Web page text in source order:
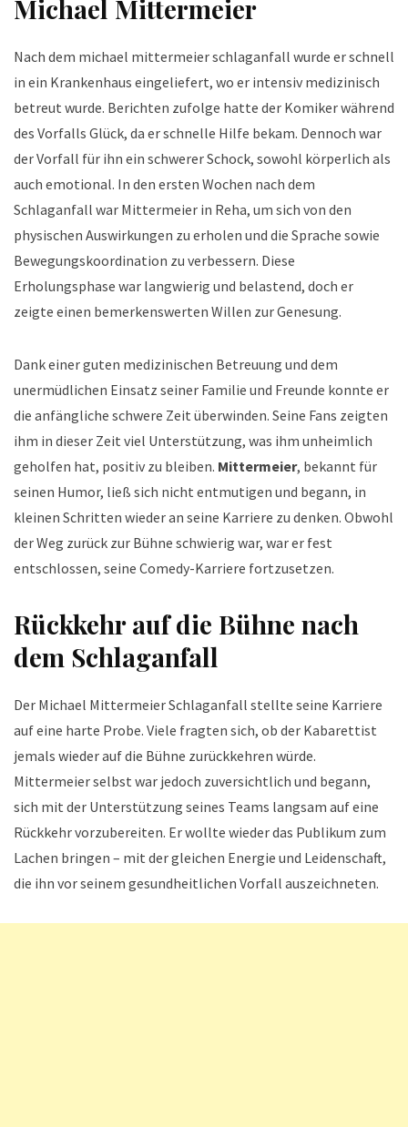
Michael Mittermeier
Nach dem michael mittermeier schlaganfall wurde er schnell
in ein Krankenhaus eingeliefert, wo er intensiv medizinisch
betreut wurde. Berichten zufolge hatte der Komiker während
des Vorfalls Glück, da er schnelle Hilfe bekam. Dennoch war
der Vorfall für ihn ein schwerer Schock, sowohl körperlich als
auch emotional. In den ersten Wochen nach dem
Schlaganfall war Mittermeier in Reha, um sich von den
physischen Auswirkungen zu erholen und die Sprache sowie
Bewegungskoordination zu verbessern. Diese
Erholungsphase war langwierig und belastend, doch er
zeigte einen bemerkenswerten Willen zur Genesung.
Dank einer guten medizinischen Betreuung und dem
unermüdlichen Einsatz seiner Familie und Freunde konnte er
die anfängliche schwere Zeit überwinden. Seine Fans zeigten
ihm in dieser Zeit viel Unterstützung, was ihm unheimlich
geholfen hat, positiv zu bleiben. Mittermeier, bekannt für
seinen Humor, ließ sich nicht entmutigen und begann, in
kleinen Schritten wieder an seine Karriere zu denken. Obwohl
der Weg zurück zur Bühne schwierig war, war er fest
entschlossen, seine Comedy-Karriere fortzusetzen.
Rückkehr auf die Bühne nach
dem Schlaganfall
Der Michael Mittermeier Schlaganfall stellte seine Karriere
auf eine harte Probe. Viele fragten sich, ob der Kabarettist
jemals wieder auf die Bühne zurückkehren würde.
Mittermeier selbst war jedoch zuversichtlich und begann,
sich mit der Unterstützung seines Teams langsam auf eine
Rückkehr vorzubereiten. Er wollte wieder das Publikum zum
Lachen bringen – mit der gleichen Energie und Leidenschaft,
die ihn vor seinem gesundheitlichen Vorfall auszeichneten.